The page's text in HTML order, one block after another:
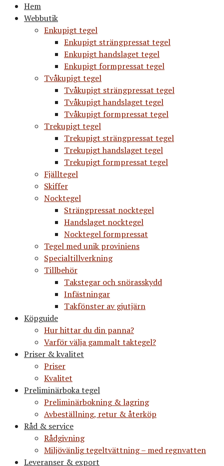
Hem
Webbutik
Enkupigt tegel
Enkupigt strängpressat tegel
Enkupigt handslaget tegel
Enkupigt formpressat tegel
Tvåkupigt tegel
Tvåkupigt strängpressat tegel
Tvåkupigt handslaget tegel
Tvåkupigt formpressat tegel
Trekupigt tegel
Trekupigt strängpressat tegel
Trekupigt handslaget tegel
Trekupigt formpressat tegel
Fjälltegel
Skiffer
Nocktegel
Strängpressat nocktegel
Handslaget nocktegel
Nocktegel formpressat
Tegel med unik proviniens
Specialtillverkning
Tillbehör
Takstegar och snörasskydd
Infästningar
Takfönster av gjutjärn
Köpguide
Hur hittar du din panna?
Varför välja gammalt taktegel?
Priser & kvalitet
Priser
Kvalitet
Preliminärboka tegel
Preliminärbokning & lagring
Avbeställning, retur & återköp
Råd & service
Rådgivning
Miljövänlig tegeltvättning – med regnvatten
Leveranser & export